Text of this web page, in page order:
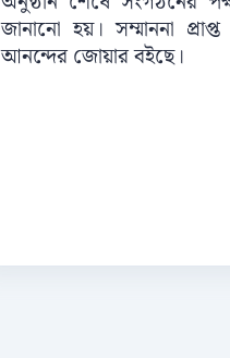
জানানো হয়। সম্মাননা
আনন্দের জোয়ার বইছে।